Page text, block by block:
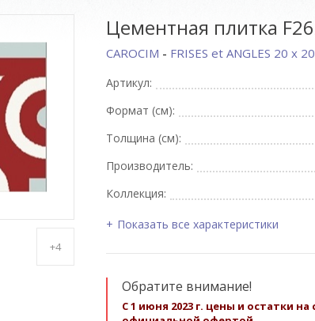
+4
Цементная плитка
CAROCIM - FRISES et ANGLES 20 x
Артикул:
Формат (см):
Толщина (см):
Производитель:
Коллекция:
Показать все характеристики
Обратите внимание!
С 1 июня 2023 г. цены и остатки